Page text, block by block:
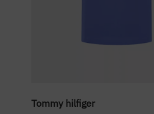
Tommy hilfiger